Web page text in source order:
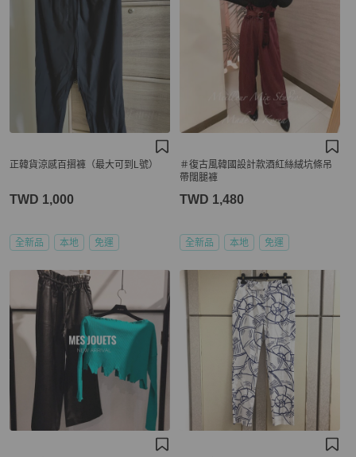
正韓貨涼感百摺褲（最大可到L號）
TWD 1,000
全新品 本地 免運
＃復古風韓國設計款酒紅絲絨坑條吊
帶闊腿褲
TWD 1,480
全新品 本地 免運